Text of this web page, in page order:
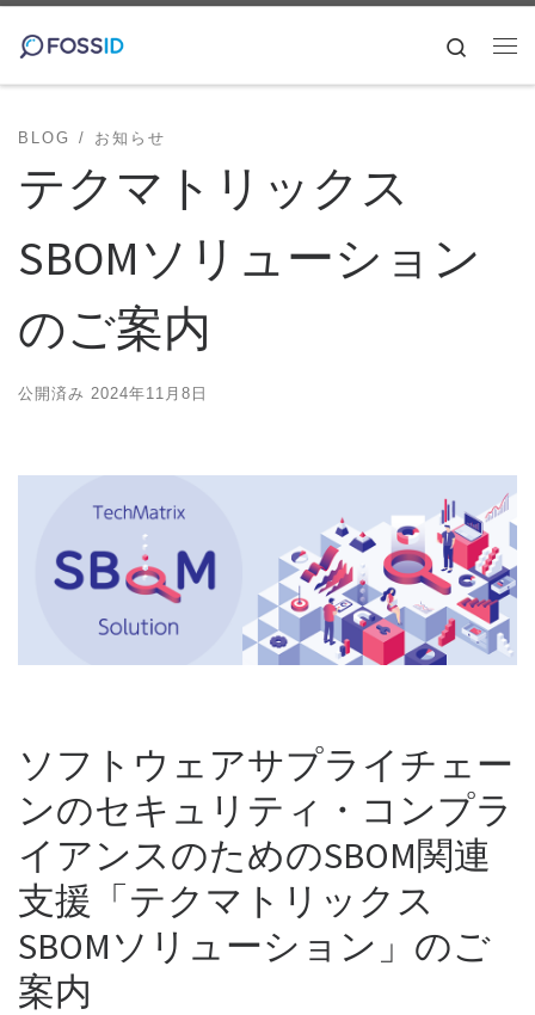
コンテンツへスキップ
Search
BLOG お知らせ
テクマトリックス
SBOMソリューション
のご案内
公開済み 2024年11月8日
ソフトウェアサプライチェー
ンのセキュリティ・コンプラ
イアンスのためのSBOM関連
支援「テクマトリックス
SBOMソリューション」のご
案内